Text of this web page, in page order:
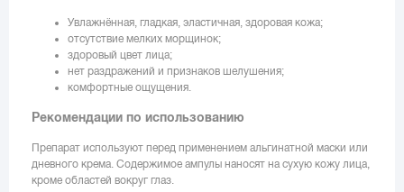
Увлажнённая, гладкая, эластичная, здоровая кожа;
отсутствие мелких морщинок;
здоровый цвет лица;
нет раздражений и признаков шелушения;
комфортные ощущения.
Рекомендации по использованию
Препарат используют перед применением альгинатной маски или
дневного крема. Содержимое ампулы наносят на сухую кожу лица,
кроме областей вокруг глаз.